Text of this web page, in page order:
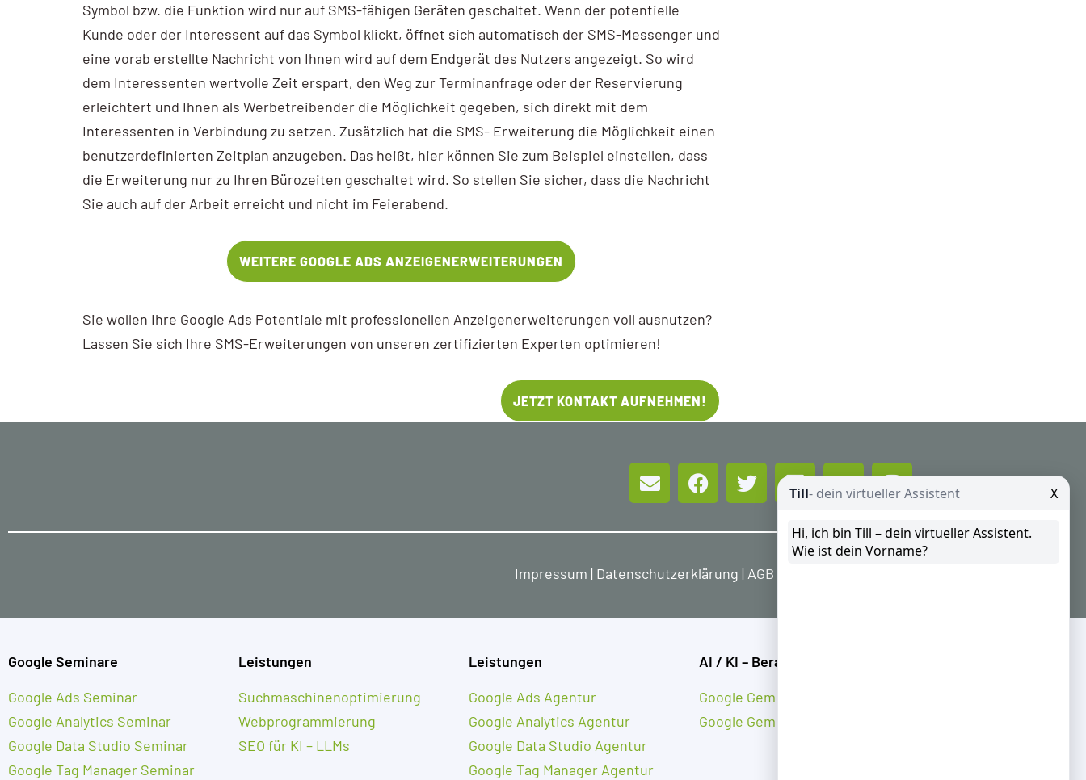
Symbol bzw. die Funktion wird nur auf SMS-fähigen Geräten geschaltet. Wenn der potentielle
Kunde oder der Interessent auf das Symbol klickt, öffnet sich automatisch der SMS-Messenger und
eine vorab erstellte Nachricht von Ihnen wird auf dem Endgerät des Nutzers angezeigt. So wird
dem Interessenten wertvolle Zeit erspart, den Weg zur Terminanfrage oder der Reservierung
erleichtert und Ihnen als Werbetreibender die Möglichkeit gegeben, sich direkt mit dem
Interessenten in Verbindung zu setzen. Zusätzlich hat die SMS- Erweiterung die Möglichkeit einen
benutzerdefinierten Zeitplan anzugeben. Das heißt, hier können Sie zum Beispiel einstellen, dass
die Erweiterung nur zu Ihren Bürozeiten geschaltet wird. So stellen Sie sicher, dass die Nachricht
Sie auch auf der Arbeit erreicht und nicht im Feierabend.
WEITERE GOOGLE ADS ANZEIGENERWEITERUNGEN
Sie wollen Ihre Google Ads Potentiale mit professionellen Anzeigenerweiterungen voll ausnutzen?
Lassen Sie sich Ihre SMS-Erweiterungen von unseren zertifizierten Experten optimieren!
JETZT KONTAKT AUFNEHMEN!
Impressum | Datenschutzerklärung | AGB
Google Seminare
Google Ads Seminar
Google Analytics Seminar
Google Data Studio Seminar
Google Tag Manager Seminar
Leistungen
Suchmaschinenoptimierung
Webprogrammierung
SEO für KI – LLMs
Leistungen
Google Ads Agentur
Google Analytics Agentur
Google Data Studio Agentur
Google Tag Manager Agentur
AI / KI – Beratung
Google Gemini
Google Gemini Notebook